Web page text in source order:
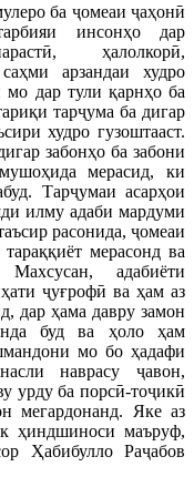
ба ҷомеаи ҷаҳонӣ
инсонҳо дар
ҳалолкорӣ,
арзандаи худро
мо дар тули қарнҳо ба
тарҷума ба дигар
худро гузоштааст.
забонҳо ба забони
мерасид, ки
Тарҷумаи асарҳои
илму адаби мардуми
расонида, ҷомеаи
мерасонд ва
адабиёти
ҷуғрофӣ ва ҳам аз
дар ҳама давру замон
буд ва ҳоло ҳам
мо бо ҳадафи
наврасу ҷавон,
урду ба порсӣ-тоҷикӣ
мегардонанд. Яке аз
ҳиндшиноси маъруф,
Ҳабибулло Раҷабов